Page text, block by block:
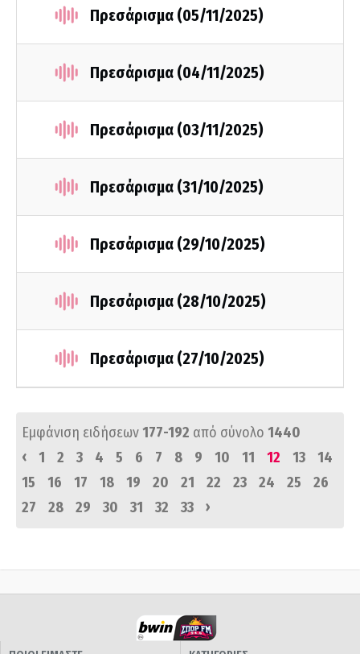
Πρεσάρισμα (05/11/2025)
Πρεσάρισμα (04/11/2025)
Πρεσάρισμα (03/11/2025)
Πρεσάρισμα (31/10/2025)
Πρεσάρισμα (29/10/2025)
Πρεσάρισμα (28/10/2025)
Πρεσάρισμα (27/10/2025)
Εμφάνιση ειδήσεων177-192 από σύνολο 1440
‹
1 2 3 4 5 6 7 8 9 10 11 12 13
14
15
16 17 18 19 20 21 22 23 24 25
26
27
28 29 30 31 32 33 ›